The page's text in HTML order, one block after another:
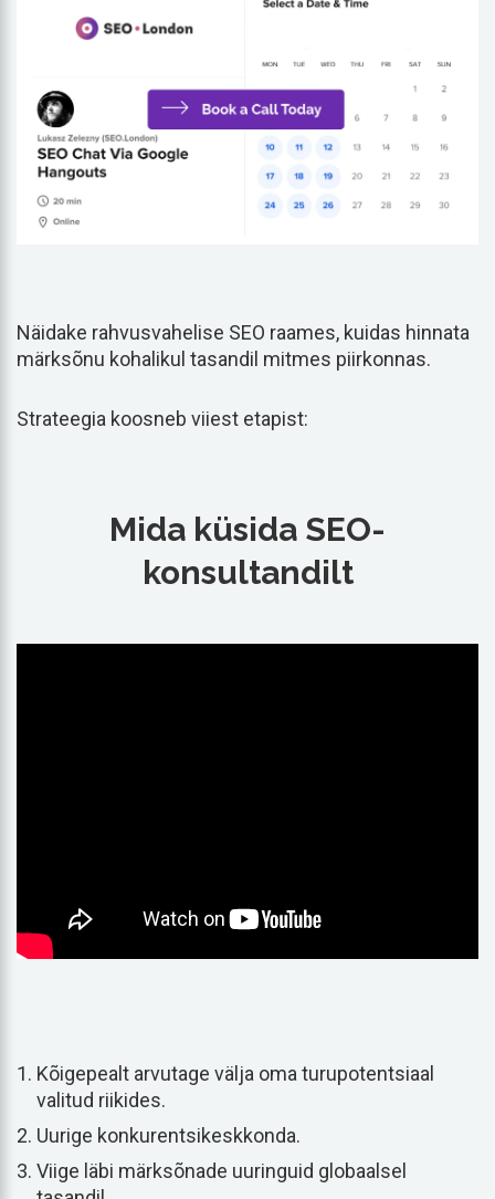
Näidake rahvusvahelise SEO raames, kuidas hinnata
märksõnu kohalikul tasandil mitmes piirkonnas.
Strateegia koosneb viiest etapist:
Mida küsida SEO-
konsultandilt
Kõigepealt arvutage välja oma turupotentsiaal
valitud riikides.
Uurige konkurentsikeskkonda.
Viige läbi märksõnade uuringuid globaalsel